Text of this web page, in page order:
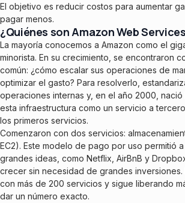
El objetivo es reducir costos para aumentar
pagar menos.
¿Quiénes son Amazon Web
La mayoría conocemos a Amazon como el
minorista. En su crecimiento, se encontraron
común: ¿cómo escalar sus operaciones de
optimizar el gasto? Para resolverlo,
operaciones internas y, en el año 2000,
esta infraestructura como un servicio a
los primeros servicios.
Comenzaron con dos servicios:
EC2). Este modelo de pago por uso permitió
grandes ideas, como Netflix, AirBnB y
crecer sin necesidad de grandes inversiones.
con más de 200 servicios y sigue liberando
dar un número exacto.